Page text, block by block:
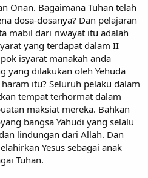
Onan. Bagaimana Tuhan telah
dosa-dosanya? Dan pelajaran
mabil dari riwayat itu adalah
yang terdapat dalam II
isyarat manakah anda
yang dilakukan oleh Yehuda
itu? Seluruh pelaku dalam
tempat terhormat dalam
maksiat mereka. Bahkan
bangsa Yahudi yang selalu
lindungan dari Allah. Dan
Yesus sebagai anak
Tuhan.